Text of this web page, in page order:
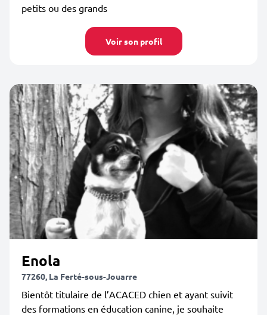
petits ou des grands
Voir son profil
Enola
77260, La Ferté-sous-Jouarre
Bientôt titulaire de l’ACACED chien et ayant suivit
des formations en éducation canine, je souhaite